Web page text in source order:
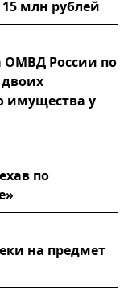
млн рублей
ОМВД России по
имущества у
по
на предмет